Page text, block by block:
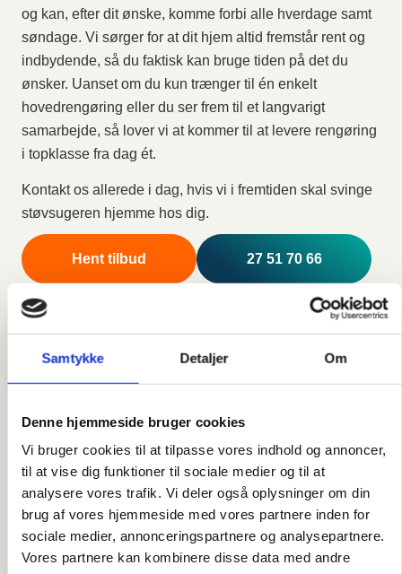
Samtykke Detaljer Om
Denne hjemmeside bruger cookies
Vi bruger cookies til at tilpasse vores indhold og annoncer,
til at vise dig funktioner til sociale medier og til at
analysere vores trafik. Vi deler også oplysninger om din
brug af vores hjemmeside med vores partnere inden for
sociale medier, annonceringspartnere og analysepartnere.
Vores partnere kan kombinere disse data med andre
og kan, efter dit ønske, komme forbi alle hverdage samt
søndage. Vi sørger for at dit hjem altid fremstår rent og
indbydende, så du faktisk kan bruge tiden på det du
ønsker. Uanset om du kun trænger til én enkelt
hovedrengøring eller du ser frem til et langvarigt
samarbejde, så lover vi at kommer til at levere rengøring
i topklasse fra dag ét.
Kontakt os allerede i dag, hvis vi i fremtiden skal svinge
støvsugeren hjemme hos dig.
Hent tilbud 27 51 70 66